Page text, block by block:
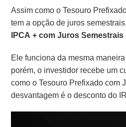
Assim como o Tesouro
tem a opção de juros
IPCA + com Juros Semestrais
Ele funciona da mesma
porém, o investidor recebe um
como o Tesouro Prefixado com
desvantagem é o desconto do